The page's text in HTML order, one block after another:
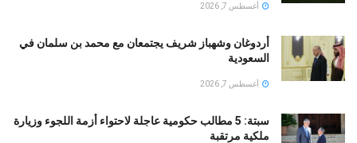
أغسطس 7, 2026
أردوغان وشهباز شريف يجتمعان مع محمد بن سلمان في
السعودية
أغسطس 7, 2026
سبتة: 5 مطالب حكومية عاجلة لاحتواء أزمة اللجوء وزيارة
ملكية مرتقبة